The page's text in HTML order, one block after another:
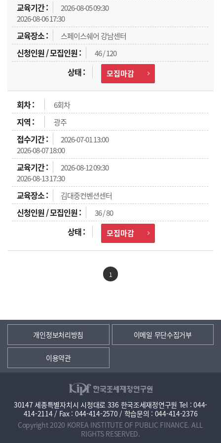
2026-08-05 09:30
2026-08-06 17:30
스페이스쉐어 강남센터
46 / 120
모집마감
6회차
광주
2026-07-01 13:00
2026-08-07 18:00
2026-08-12 09:30
2026-08-13 17:30
김대중컨벤션센터
36 / 80
모집마감
1
개인정보처리방침 이메일 무단수집거부
이용약관
30147 세종특별자치시 시청대로 336 한국조세재정연구원 Tel : 044-
414-2114 / Fax : 044-414-2570 / 학습문의 : 044-414-2376
Copyright 2020 KOREA INSTITUTE OF PUBLIC FINANCE. ALL
RIGHTS RESERVED.